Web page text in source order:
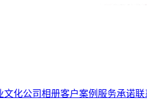
文化公司相册客户案例 服务承诺联